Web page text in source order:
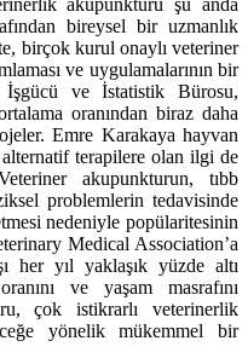
bireysel bir uzmanlık
birçok kurul onaylı veteriner
ve uygulamalarının bir
İşgücü ve İstatistik Bürosu,
oranından biraz daha
Emre Karakaya hayvan
terapilere olan ilgi de
akupunkturun, tıbb
problemlerin tedavisinde
nedeniyle popülaritesinin
Medical Association’a
her yıl yaklaşık yüzde altı
ve yaşam masrafını
çok istikrarlı veterinerlik
yönelik mükemmel bir